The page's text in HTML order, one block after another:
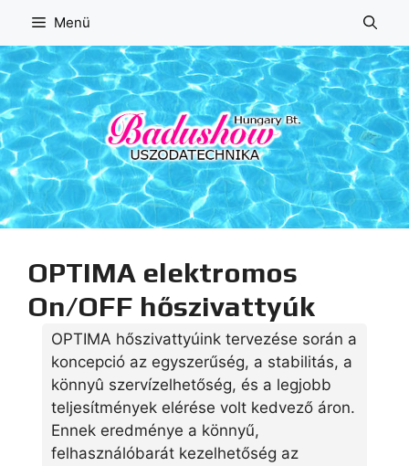
tartalomba
Menü
OPTIMA elektromos
On/OFF hőszivattyúk
OPTIMA hőszivattyúink tervezése során a
koncepció az egyszerűség, a stabilitás, a
könnyû szervízelhetőség, és a legjobb
teljesítmények elérése volt kedvező áron.
Ennek eredménye a könnyű,
felhasználóbarát kezelhetőség az